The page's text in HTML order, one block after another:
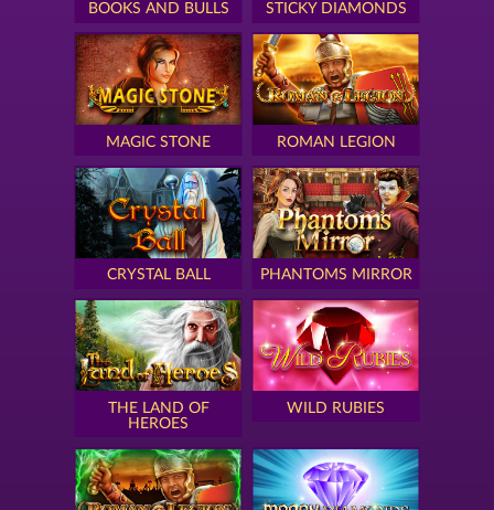
BOOKS AND BULLS STICKY DIAMONDS
MAGIC STONE ROMAN LEGION
CRYSTAL BALL PHANTOMS MIRROR
THE LAND OF
HEROES
WILD RUBIES